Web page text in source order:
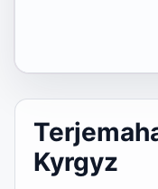
Kyrgyz